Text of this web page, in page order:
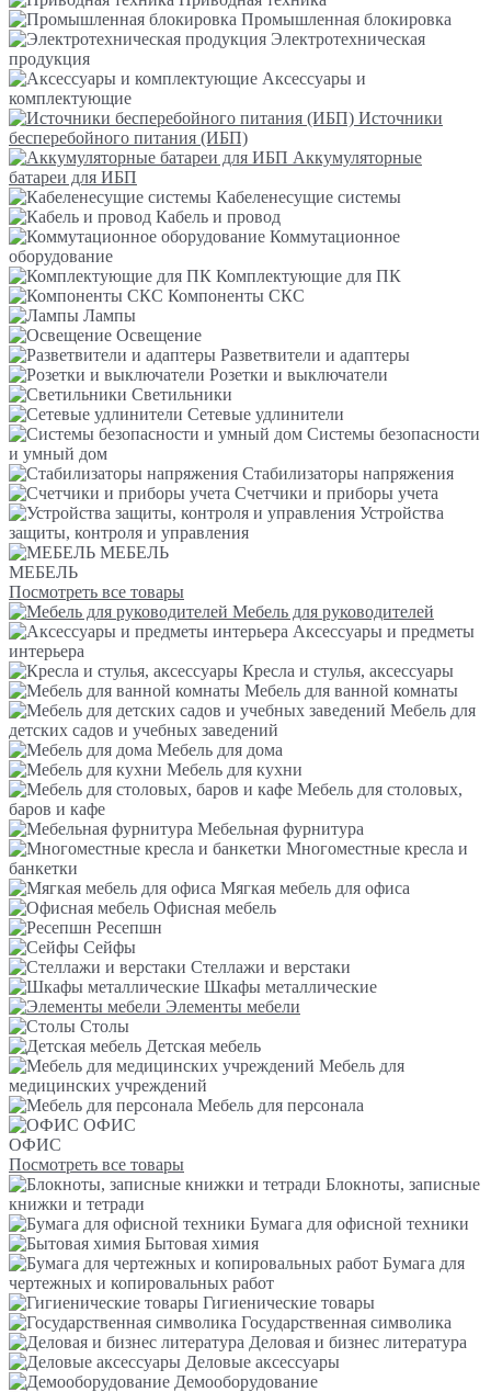
Промышленная блокировка
Электротехническая
продукция
Аксессуары и
комплектующие
Источники
бесперебойного питания (ИБП)
Аккумуляторные
батареи для ИБП
Кабеленесущие системы
Кабель и провод
Коммутационное
оборудование
Комплектующие для ПК
Компоненты СКС
Лампы
Освещение
Разветвители и адаптеры
Розетки и выключатели
Светильники
Сетевые удлинители
Системы безопасности
и умный дом
Стабилизаторы напряжения
Счетчики и приборы учета
Устройства
защиты, контроля и управления
МЕБЕЛЬ
МЕБЕЛЬ
Посмотреть все товары
Мебель для руководителей
Аксессуары и предметы
интерьера
Кресла и стулья, аксессуары
Мебель для ванной комнаты
Мебель для
детских садов и учебных заведений
Мебель для дома
Мебель для кухни
Мебель для столовых,
баров и кафе
Мебельная фурнитура
Многоместные кресла и
банкетки
Мягкая мебель для офиса
Офисная мебель
Ресепшн
Сейфы
Стеллажи и верстаки
Шкафы металлические
Элементы мебели
Столы
Детская мебель
Мебель для
медицинских учреждений
Мебель для персонала
ОФИС
ОФИС
Посмотреть все товары
Блокноты, записные
книжки и тетради
Бумага для офисной техники
Бытовая химия
Бумага для
чертежных и копировальных работ
Гигиенические товары
Государственная символика
Деловая и бизнес литература
Деловые аксессуары
Демооборудование